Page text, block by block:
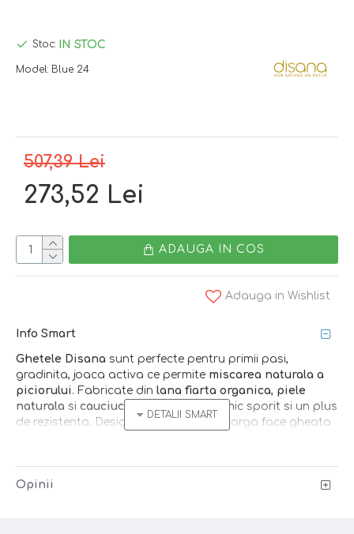
507,39 Lei
273,52 Lei
Stoc: IN STOC
Model: Blue 24
ADAUGA IN COS
Adauga in Wishlist
Info Smart
Ghetele Disana sunt perfecte pentru primii pasi,
gradinita, joaca activa ce permite miscarea naturala a
piciorului . Fabricate din lana fiarta organica, piele
naturala si cauciuc , ofera confort termic sporit si un plus
de rezistenta. Designul cu deschidere larga face gheata
Smart tip: Stiai ca lana este foarte prietenoasa cu
murdaria? Este suficient sa lasi gheata la uscat, apoi sa
Opinii